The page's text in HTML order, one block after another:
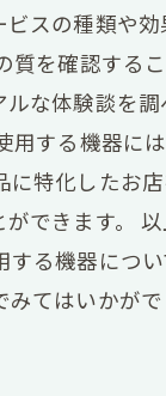
スの種類や
を確認する
な体験談を
する機器に
特化したお
できます。
る機器につ
てはいかがで